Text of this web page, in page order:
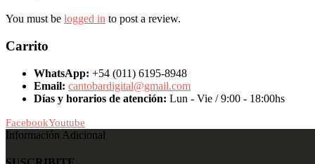
You must be logged in to post a review.
Carrito
WhatsApp: +54 (011) 6195-8948
Email: cantobardigital@gmail.com
Días y horarios de atención: Lun - Vie / 9:00 - 18:00hs
FacebookYoutube
Información Adicional